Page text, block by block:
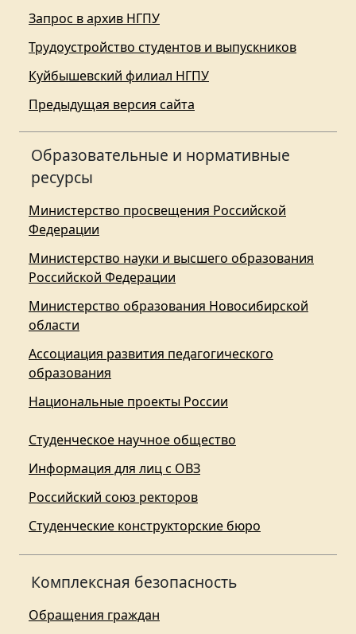
Запрос в архив НГПУ
Трудоустройство студентов и выпускников
Куйбышевский филиал НГПУ
Предыдущая версия сайта
Образовательные и нормативные
ресурсы
Министерство просвещения Российской
Федерации
Министерство науки и высшего образования
Российской Федерации
Министерство образования Новосибирской
области
Ассоциация развития педагогического
образования
Национальные проекты России
Студенческое научное общество
Информация для лиц с ОВЗ
Российский союз ректоров
Студенческие конструкторские бюро
Комплексная безопасность
Обращения граждан